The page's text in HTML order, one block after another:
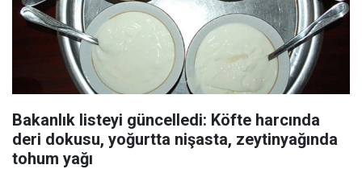
Bakanlık listeyi güncelledi: Köfte harcında
deri dokusu, yoğurtta nişasta, zeytinyağında
tohum yağı